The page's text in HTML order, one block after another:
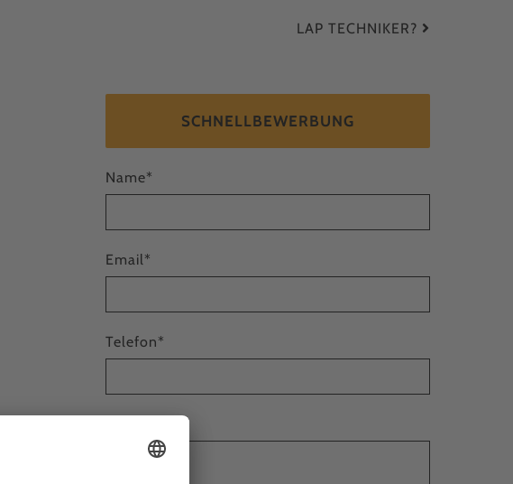
LAP TECHNIKER?
SCHNELLBEWERBUNG
Name*
Email*
Telefon*